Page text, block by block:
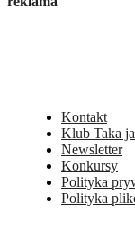
Kontakt
Klub Taka
Newsletter
Konkursy
Polityka
Polityka